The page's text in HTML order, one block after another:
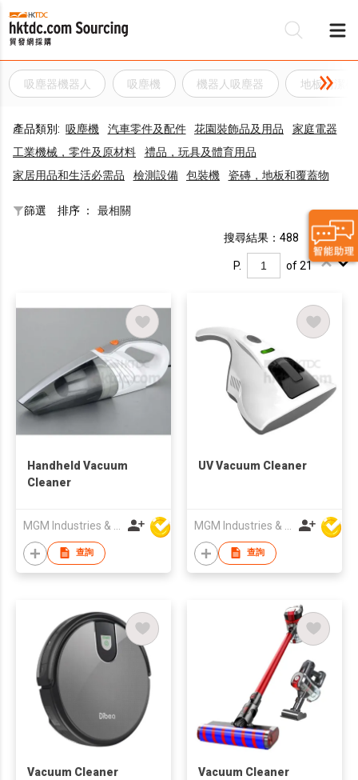
吸塵器機器人 吸塵機 機器人吸塵器 地板清潔機
產品類別: 吸塵機 汽車零件及配件 花園裝飾品及用品
家庭電器
工業機械，零件及原材料
禮品，玩具及體育用品
家居用品和生活必需品
檢測設備 包裝機 瓷磚，地板和覆蓋物
篩選 排序 ： 最相關
搜尋結果：488
P. of 21
Handheld Vacuum
Cleaner
查詢
UV Vacuum Cleaner
查詢
Vacuum Cleaner Vacuum Cleaner